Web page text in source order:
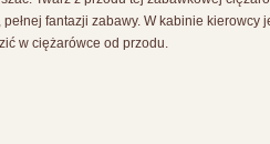
fantazji zabawy. W kabinie kierowcy
w ciężarówce od przodu.